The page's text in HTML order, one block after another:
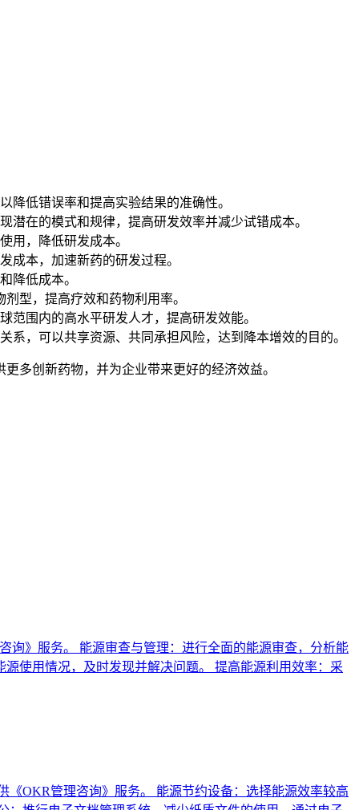
降低错误率和提高实验结果的准确性。
在的模式和规律，提高研发效率并减少试错成本。
用，降低研发成本。
成本，加速新药的研发过程。
降低成本。
型，提高疗效和药物利用率。
范围内的高水平研发人才，提高研发效能。
，可以共享资源、共同承担风险，达到降本增效的目的。
多创新药物，并为企业带来更好的经济效益。
询》服务。 能源审查与管理：进行全面的能源审查，分析能
使用情况，及时发现并解决问题。 提高能源利用效率：采
OKR管理咨询》服务。 能源节约设备：选择能源效率较高